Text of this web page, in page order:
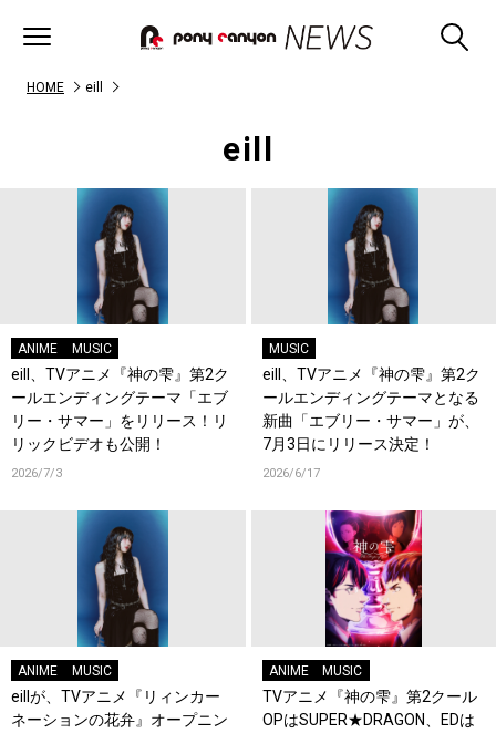
HOME eill
eill
ANIME MUSIC
eill、TVアニメ『神の雫』第2ク
ールエンディングテーマ「エブ
リー・サマー」をリリース！リ
リックビデオも公開！
2026/7/3
MUSIC
eill、TVアニメ『神の雫』第2ク
ールエンディングテーマとなる
新曲「エブリー・サマー」が、
7月3日にリリース決定！
2026/6/17
ANIME MUSIC
eillが、TVアニメ『リィンカー
ネーションの花弁』オープニン
ANIME MUSIC
TVアニメ『神の雫』第2クール
OPはSUPER★DRAGON、EDは